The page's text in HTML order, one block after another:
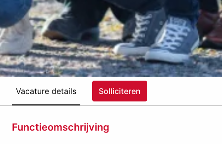
Vacature details Solliciteren
Functieomschrijving